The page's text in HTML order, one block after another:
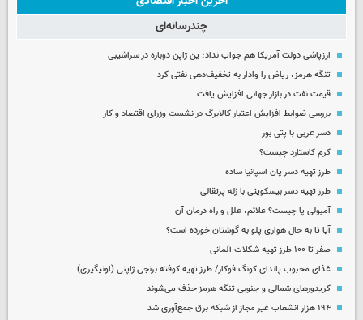
چندرسانه‌ای
ارزپاشی دولت آمریکا هم جواب نداد؛ ین ژاپن دوباره در سراشیبی
تنگه هرمز، ریاض را وادار به تخفیف‌دهی نفتی کرد
قیمت نفت در بازار جهانی افزایش یافت
بررسی ضوابط افزایش اعتبار کالابرگ در نشست وزرای اقتصاد و کار
دسر عربی با پتی بور
کرم کاستارد چیست؟
طرز تهیه دسر پان اسپانیا ساده
طرز تهیه دسر بیسکویتی با ژله پرتقالی
آمبولی پا چیست؟ علائم، علل و راه درمان آن
آیا تا به حال هواری پلو به گوشتان خورده است؟
صفر تا ۱۰۰ طرز تهیه شکلات آلمانی
غذای محبوب پاندای کونگ فوکار/ طرز تهیه کوفته برنجی ژاپنی (اونیگیری)
کریدورهای شمالی و جنوبی تنگه هرمز حذف می‌شوند
۱۹۴ هزار انشعاب غیر مجاز از شبکه برق جمع‌آوری شد